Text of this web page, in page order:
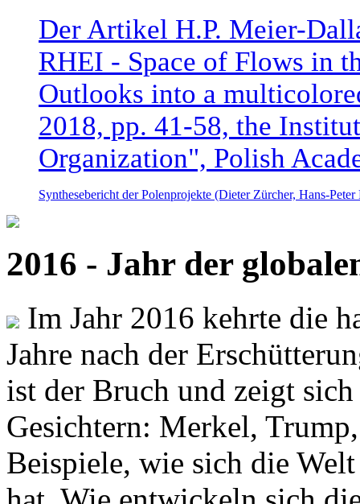
Der Artikel H.P. Meier-
RHEI - Space of Flows in
Outlooks into a
2018, pp. 41-58, the
Organization", Polish
Synthesebericht der Polenprojekte (Dieter Zürcher, Hans-
2016 - Jahr der
Im Jahr 2016 kehrte die
Jahre nach der
ist der Bruch und zeigt
Gesichtern: Merkel,
Beispiele, wie sich die